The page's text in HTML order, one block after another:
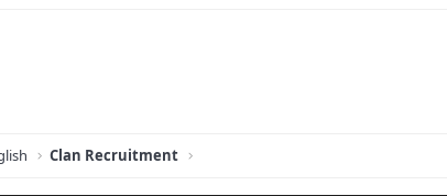
Clan Recruitment